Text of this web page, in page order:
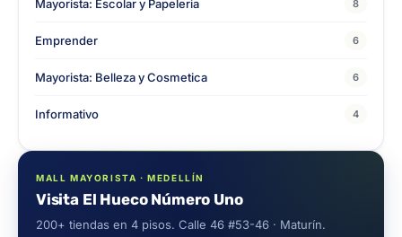
Mayorista: Escolar y Papeleria 8
Emprender 6
Mayorista: Belleza y Cosmetica 6
Informativo 4
MALL MAYORISTA · MEDELLÍN
Visita El Hueco Número Uno
200+ tiendas en 4 pisos. Calle 46 #53-46 · Maturín.